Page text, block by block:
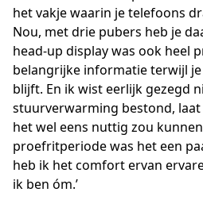
het vakje waarin je telefoons
Nou, met drie pubers heb je
head-up display was ook heel
belangrijke informatie terwijl
blijft. En ik wist eerlijk gezegd
stuurverwarming bestond,
het wel eens nuttig zou
proefritperiode was het een
heb ik het comfort ervan
ik ben óm.’